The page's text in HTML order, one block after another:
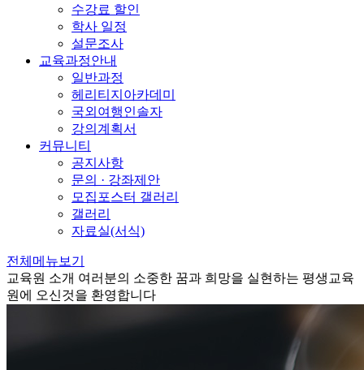
수강료 할인
학사 일정
설문조사
교육과정안내
일반과정
헤리티지아카데미
국외여행인솔자
강의계획서
커뮤니티
공지사항
문의 · 강좌제안
모집포스터 갤러리
갤러리
자료실(서식)
전체메뉴보기
교육원 소개 여러분의 소중한 꿈과 희망을 실현하는 평생교육
원에 오신것을 환영합니다